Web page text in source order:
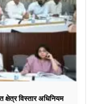
विस्तार अधिनियम